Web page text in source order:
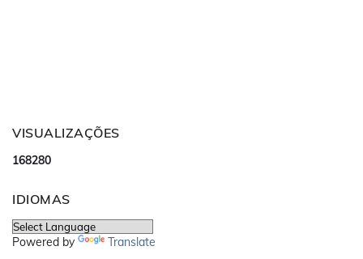
VISUALIZAÇÕES
168280
IDIOMAS
Powered by Translate